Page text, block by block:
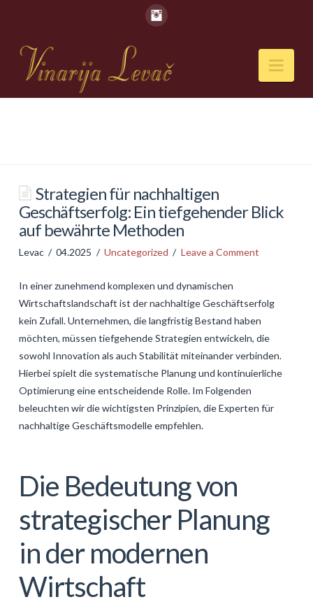
VESTI
PIĆA
GALERIJA
KONTAKT
Strategien für nachhaltigen
Geschäftserfolg: Ein tiefgehender Blick
auf bewährte Methoden
Levac 04.2025 Uncategorized Leave a Comment
In einer zunehmend komplexen und dynamischen
Wirtschaftslandschaft ist der nachhaltige Geschäftserfolg
kein Zufall. Unternehmen, die langfristig Bestand haben
möchten, müssen tiefgehende Strategien entwickeln, die
sowohl Innovation als auch Stabilität miteinander verbinden.
Hierbei spielt die systematische Planung und kontinuierliche
Optimierung eine entscheidende Rolle. Im Folgenden
beleuchten wir die wichtigsten Prinzipien, die Experten für
nachhaltige Geschäftsmodelle empfehlen.
Die Bedeutung von
strategischer Planung
in der modernen
Wirtschaft